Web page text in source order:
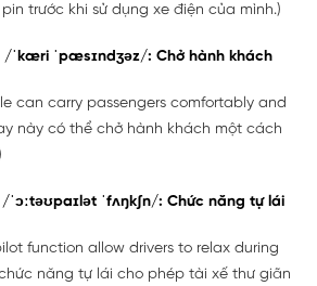
trước khi sử dụng xe điện của mình.)
/ˈkæri ˈpæsɪndʒəz/: Chở hành khách
can carry passengers comfortably and
này có thể chở hành khách một cách
ˈfʌŋkʃn/: Chức năng tự lái
function allow drivers to relax during
năng tự lái cho phép tài xế thư giãn